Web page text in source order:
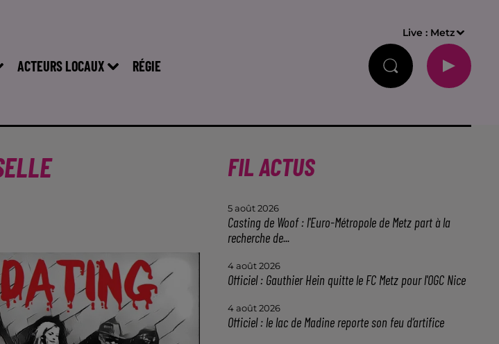
ACTEURS LOCAUX RÉGIE
Live : Metz
FIL ACTUS
5 août 2026
Casting de Woof : l'Euro-Métropole de Metz part à la
recherche de...
4 août 2026
Officiel : Gauthier Hein quitte le FC Metz pour l'OGC Nice
4 août 2026
Officiel : le lac de Madine reporte son feu d’artifice